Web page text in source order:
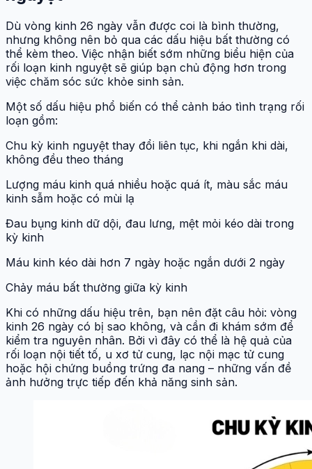
Dù vòng kinh 26 ngày vẫn được coi là bình thường,
nhưng không nên bỏ qua các dấu hiệu bất thường có
thể kèm theo. Việc nhận biết sớm những biểu hiện của
rối loạn kinh nguyệt sẽ giúp bạn chủ động hơn trong
việc chăm sóc sức khỏe sinh sản.
Một số dấu hiệu phổ biến có thể cảnh báo tình trạng rối
loạn gồm:
Chu kỳ kinh nguyệt thay đổi liên tục, khi ngắn khi dài,
không đều theo tháng
Lượng máu kinh quá nhiều hoặc quá ít, màu sắc máu
kinh sẫm hoặc có mùi lạ
Đau bụng kinh dữ dội, đau lưng, mệt mỏi kéo dài trong
kỳ kinh
Máu kinh kéo dài hơn 7 ngày hoặc ngắn dưới 2 ngày
Chảy máu bất thường giữa kỳ kinh
Khi có những dấu hiệu trên, bạn nên đặt câu hỏi: vòng
kinh 26 ngày có bị sao không, và cần đi khám sớm để
kiểm tra nguyên nhân. Bởi vì đây có thể là hệ quả của
rối loạn nội tiết tố, u xơ tử cung, lạc nội mạc tử cung
hoặc hội chứng buồng trứng đa nang – những vấn đề
ảnh hưởng trực tiếp đến khả năng sinh sản.